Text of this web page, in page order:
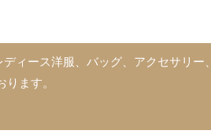
ィース洋服、バッグ、アクセサリー、
ます。